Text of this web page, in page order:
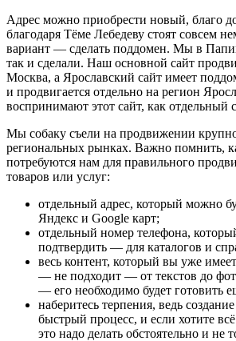
Адрес можно приобрести новый, благо
благодаря Тёме Лебедеву стоят совсем
вариант — сделать поддомен. Мы в
так и сделали. Наш основной сайт
Москва, а Ярославский сайт имеет
и продвигается отдельно на регион
воспринимают этот сайт, как отдельный
Мы собаку съели на продвижении
региональных рынках. Важно помнить,
потребуются нам для правильного
товаров или услуг:
отдельный адрес, который можно
Яндекс и Google карт;
отдельный номер телефона,
подтвердить — для каталогов и
весь контент, который вы уже
— не подходит — от текстов до
— его необходимо будет готовить
наберитесь терпения, ведь
быстрый процесс, и если хотите
это надо делать обстоятельно и не